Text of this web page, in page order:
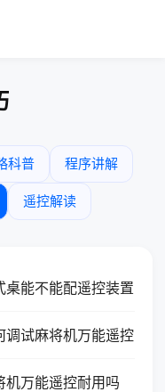
科普 程序讲解
遥控解读
桌能不能配遥控装置
调试麻将机万能遥控
机万能遥控耐用吗